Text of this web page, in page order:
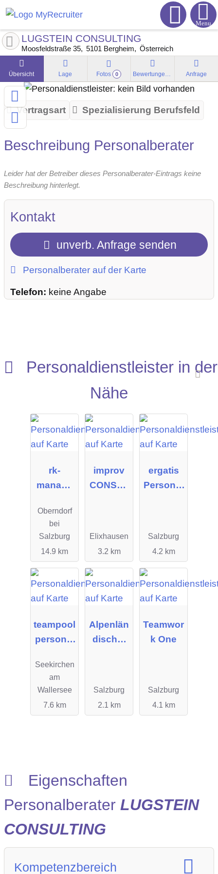
Menu
LUGSTEIN CONSULTING
Moosfeldstraße 35 5101 Bergheim Österreich
Übersicht Lage Fotos 0 Bewertungen Anfrage
Vertragsart Spezialisierung Berufsfeld
Beschreibung Personalberater
Leider hat der Betreiber dieses Personalberater-Eintrags keine
Beschreibung hinterlegt.
Kontakt
unverb. Anfrage senden
Personalberater auf der Karte
Telefon: keine Angabe
Personaldienstleister in der
Nähe
rk-
manage
gmbh
Oberndorf
bei
Salzburg
14.9 km
improv
CONSUL
Elixhausen
3.2 km
ergatis
Personal
Salzburg
4.2 km
teampool
personal
gmbh
Seekirchen
am
Wallersee
7.6 km
Alpenlän
discher
Salzburg
2.1 km
Teamwor
k One
Salzburg
4.1 km
Eigenschaften
Personalberater LUGSTEIN
CONSULTING
Kompetenzbereich